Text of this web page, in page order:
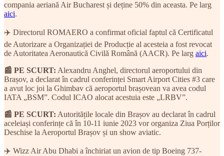
compania aeriană Air Bucharest și deține 50% din aceasta. Pe larg
aici.
✈️ Directorul ROMAERO a confirmat oficial faptul că Certificatul
de Autorizare a Organizației de Producție al acesteia a fost revocat
de Autoritatea Aeronautică Civilă Română (AACR). Pe larg aici.
📰 PE SCURT: Alexandru Anghel, directorul aeroportului din
Brașov, a declarat în cadrul conferinței Smart Airport Cities #3 care
a avut loc joi la Ghimbav că aeroportul brașovean va avea codul
IATA „BSM”. Codul ICAO alocat acestuia este „LRBV”.
📰 PE SCURT: Autoritățile locale din Brașov au declarat în cadrul
aceleiași conferințe că în 10-11 iunie 2023 vor organiza Ziua Porților
Deschise la Aeroportul Brașov și un show aviatic.
✈️ Wizz Air Abu Dhabi a închiriat un avion de tip Boeing 737-